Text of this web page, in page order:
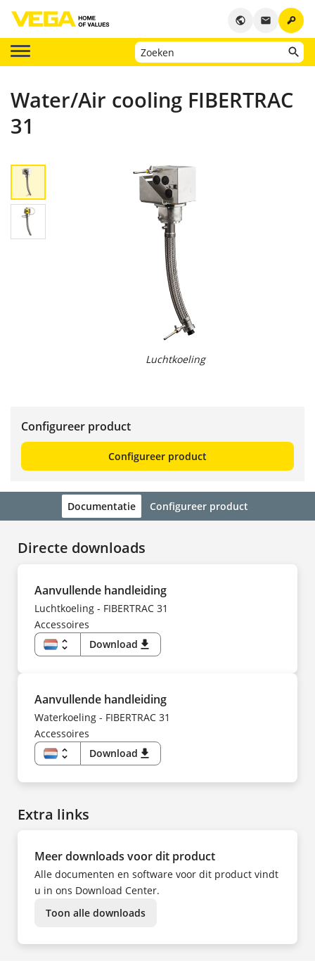
key
email
public
Water/Air cooling FIBERTRAC
31
Luchtkoeling
Configureer product
Configureer product
Documentatie Configureer product
Directe downloads
Aanvullende handleiding
Luchtkoeling - FIBERTRAC 31
Accessoires
unfold_more
NL
FI
FR
HU
IT
KK
KO
NO
PL
PT
ZH
Download download
Aanvullende handleiding
Waterkoeling - FIBERTRAC 31
Accessoires
unfold_more
NL
FR
HU
KO
NO
PL
PT
SV
TR
ZH
Download download
Extra links
Meer downloads voor dit product
Alle documenten en software voor dit product vindt
u in ons Download Center.
Toon alle downloads